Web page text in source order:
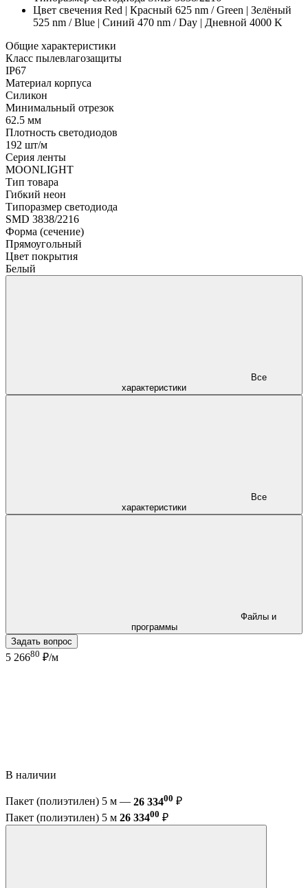
Цвет свечения Red | Красный 625 nm / Green | Зелёный
525 nm / Blue | Синий 470 nm / Day | Дневной 4000 K
Общие характеристики
Класс пылевлагозащиты
IP67
Материал корпуса
Силикон
Минимальный отрезок
62.5 мм
Плотность светодиодов
192 шт/м
Серия ленты
MOONLIGHT
Тип товара
Гибкий неон
Типоразмер светодиода
SMD 3838/2216
Форма (сечение)
Прямоугольный
Цвет покрытия
Белый
характеристики
характеристики
программы
Задать вопрос
5 26680 ₽/м
В наличии
Пакет (полиэтилен) 5 м — 26 33400 ₽
Пакет (полиэтилен) 5 м 26 33400 ₽